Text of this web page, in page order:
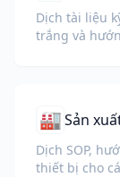
Dịch tài liệu
trắng và
🏭Sản
Dịch SOP,
thiết bị cho